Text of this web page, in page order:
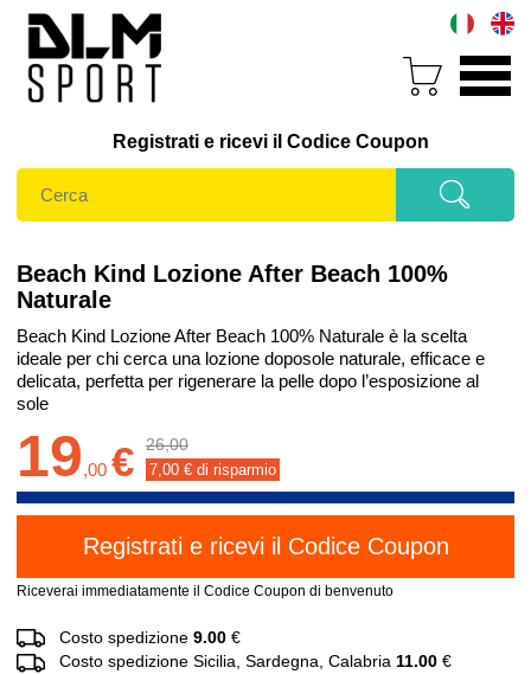
Registrati e ricevi il Codice Coupon
Beach Kind Lozione After Beach 100%
Naturale
Beach Kind Lozione After Beach 100% Naturale è la scelta
ideale per chi cerca una lozione doposole naturale, efficace e
delicata, perfetta per rigenerare la pelle dopo l’esposizione al
sole
19,00 € 26,00
7,00 € di risparmio
Riceverai immediatamente il Codice Coupon di benvenuto
Costo spedizione 9.00 €
Costo spedizione Sicilia, Sardegna, Calabria 11.00 €